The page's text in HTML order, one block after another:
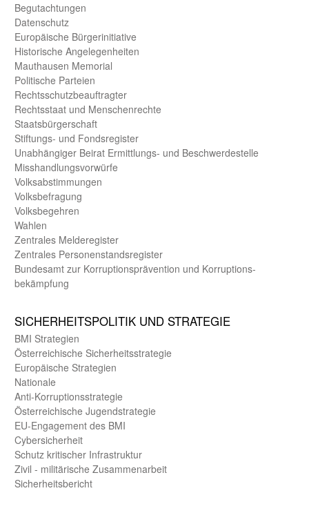
Begut­achtungen
Daten­schutz
Europäische Bürger­initiative
Historische Angelegen­heiten
Mauthausen Memorial
Politische Parteien
Rechts­schutz­beauftragter
Rechts­staat und Menschen­rechte
Staats­bürger­schaft
Stiftungs- und Fonds­register
Unab­hängiger Beirat Ermittlungs- und Beschwerde­stelle
Misshandlungs­vorwürfe
Volks­abstimmungen
Volks­befragung
Volks­begehren
Wahlen
Zentrales Melde­register
Zentrales Personen­stands­register
Bundes­amt zur Korrup­tions­prävention und Korrup­tions­
bekämpfung
SICHER­HEITS­POLITIK UND STRATEGIE
BMI Strategien
Öster­reichische Sicherheits­strategie
Europäische Strategien
Nationale
Anti-Korruptions­strategie
Öster­reichische Jugend­strategie
EU-Engagement des BMI
Cybersicherheit
Schutz kritischer Infra­struktur
Zivil - militärische Zusammen­arbeit
Sicherheits­bericht